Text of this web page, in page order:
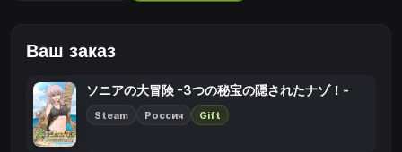
Ваш заказ
ソニアの大冒険 -3つの秘宝の隠されたナゾ！-
Steam Россия Gift